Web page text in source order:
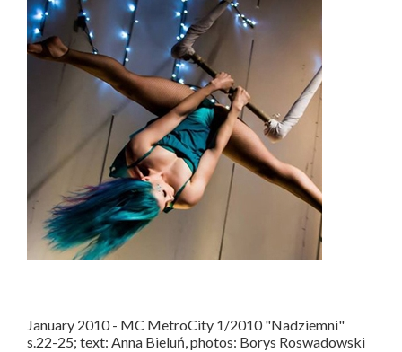
January 2010 - MC MetroCity 1/2010 "Nadziemni"
s.22-25; text: Anna Bieluń, photos: Borys Roswadowski